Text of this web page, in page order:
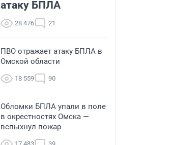
атаку БПЛА
28 476 21
ПВО отражает атаку БПЛА в
Омской области
18 559 90
Обломки БПЛА упали в поле
в окрестностях Омска —
вспыхнул пожар